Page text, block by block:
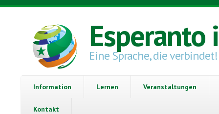
Direkt zum Inhalt
Esperanto
Eine Sprache, die verbindet!
Information Lernen Veranstaltungen
Kontakt